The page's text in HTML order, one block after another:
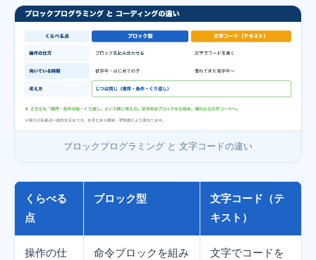
ブロックプログラミング と 文字コードの違い
くらべる
点
ブロック型
文字コード（テ
キスト）
操作の仕
命令ブロックを組み
文字でコードを